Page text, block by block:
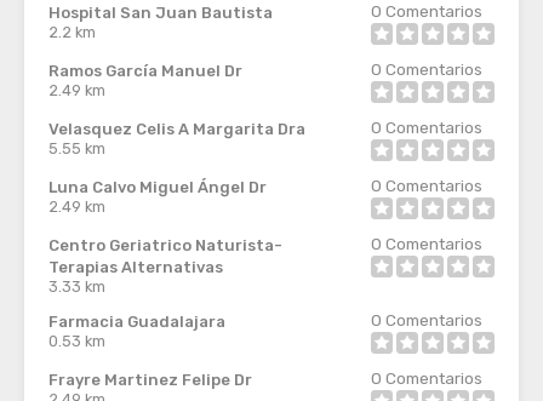
Hospital San Juan Bautista
2.2 km
0 Comentarios
Ramos García Manuel Dr
2.49 km
0 Comentarios
Velasquez Celis A Margarita Dra
5.55 km
0 Comentarios
Luna Calvo Miguel Ángel Dr
2.49 km
0 Comentarios
Centro Geriatrico Naturista-
Terapias Alternativas
3.33 km
0 Comentarios
Farmacia Guadalajara
0.53 km
0 Comentarios
Frayre Martinez Felipe Dr
0 Comentarios